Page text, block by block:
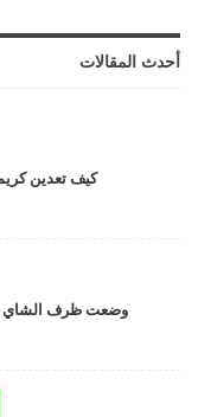
أحدث المقالات
كيف تعدين
وضعت ظرف الشاي